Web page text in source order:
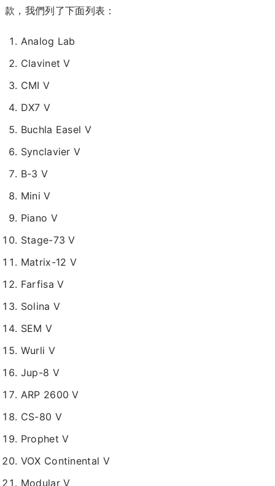
款，我們列了下面列表：
Analog Lab
Clavinet V
CMI V
DX7 V
Buchla Easel V
Synclavier V
B-3 V
Mini V
Piano V
Stage-73 V
Matrix-12 V
Farfisa V
Solina V
SEM V
Wurli V
Jup-8 V
ARP 2600 V
CS-80 V
Prophet V
VOX Continental V
Modular V